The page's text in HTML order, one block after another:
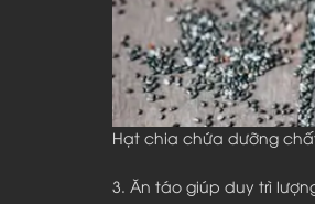
Hạt chia chứa dưỡng
3. Ăn táo giúp duy trì